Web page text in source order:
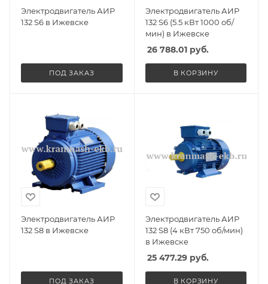
Электродвигатель АИР
132 S6 в Ижевске
ПОД ЗАКАЗ
Электродвигатель АИР
132 S6 (5.5 кВт 1000 об/
мин) в Ижевске
26 788.01руб.
В КОРЗИНУ
Электродвигатель АИР
132 S8 в Ижевске
ПОД ЗАКАЗ
Электродвигатель АИР
132 S8 (4 кВт 750 об/мин)
в Ижевске
25 477.29руб.
В КОРЗИНУ